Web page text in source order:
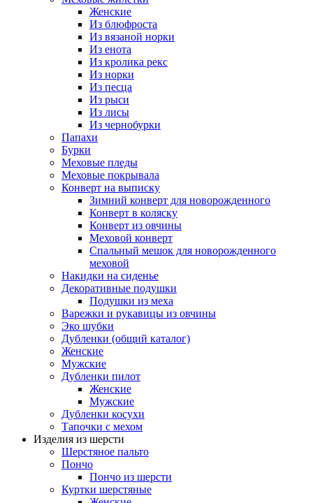
Женские
Из блюфроста
Из вязаной норки
Из енота
Из кролика рекс
Из норки
Из песца
Из рыси
Из лисы
Из чернобурки
Папахи
Бурки
Меховые пледы
Меховые покрывала
Конверт на выписку
Зимний конверт для новорожденного
Конверт в коляску
Конверт из овчины
Меховой конверт
Спальный мешок для новорожденного
меховой
Накидки на сиденье
Декоративные подушки
Подушки из меха
Варежки и рукавицы из овчины
Эко шубки
Дубленки (общий каталог)
Женские
Мужские
Дубленки пилот
Женские
Мужские
Дубленки косухи
Тапочки с мехом
Изделия из шерсти
Шерстяное пальто
Пончо
Пончо из шерсти
Куртки шерстяные